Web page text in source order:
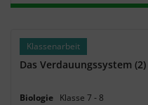
Klassenarbeit
Das Verdauungssystem (2)
Biologie Klasse 7 ‐ 8